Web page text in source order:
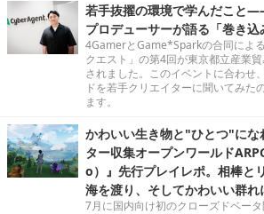
若手抜擢の環境で学んだこと
プロデューサーが語る「巻き
4GamerとGame*Sparkの合同によ
クエスト」の第4回が東京都立産業
されました。このイベントに合わせ
ドを若手クリエイターに聞いてみた
ます。
かわいい生き物と"ひとつ"に
ター収集オープンワールド
o）』先行プレイレポ。相棒と
海を渡り、そしてかわいい群れ
7月に国内向け初のクローズドベータ